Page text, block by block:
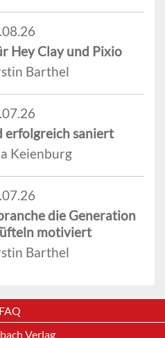
Hey Clay und Pixio
Barthel
erfolgreich saniert
Keienburg
die Generation
motiviert
Barthel
FAQ
Verlag